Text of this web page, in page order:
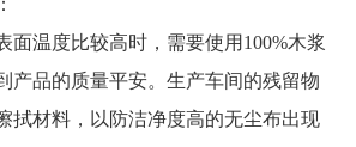
温度比较高时，需要使用100%木浆
产品的质量平安。生产车间的残留物
拭材料，以防洁净度高的无尘布出现